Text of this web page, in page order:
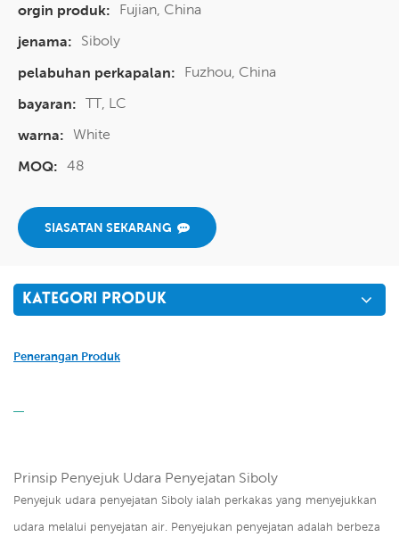
orgin produk:
Fujian, China
jenama:
Siboly
pelabuhan perkapalan:
Fuzhou, China
bayaran: TT, LC
warna: White
MOQ: 48
SIASATAN SEKARANG
KATEGORI PRODUK
Penerangan Produk
Prinsip Penyejuk Udara Penyejatan Siboly
Penyejuk udara penyejatan Siboly ialah perkakas yang menyejukkan
udara melalui penyejatan air. Penyejukan penyejatan adalah berbeza